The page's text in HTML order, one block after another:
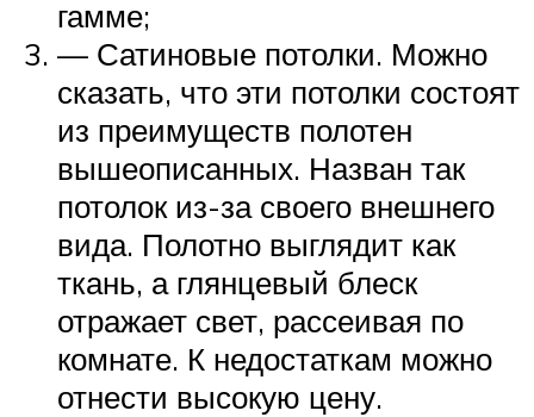
гамме;
— Сатиновые потолки. Можно
сказать, что эти потолки состоят
из преимуществ полотен
вышеописанных. Назван так
потолок из-за своего внешнего
вида. Полотно выглядит как
ткань, а глянцевый блеск
отражает свет, рассеивая по
комнате. К недостаткам можно
отнести высокую цену.